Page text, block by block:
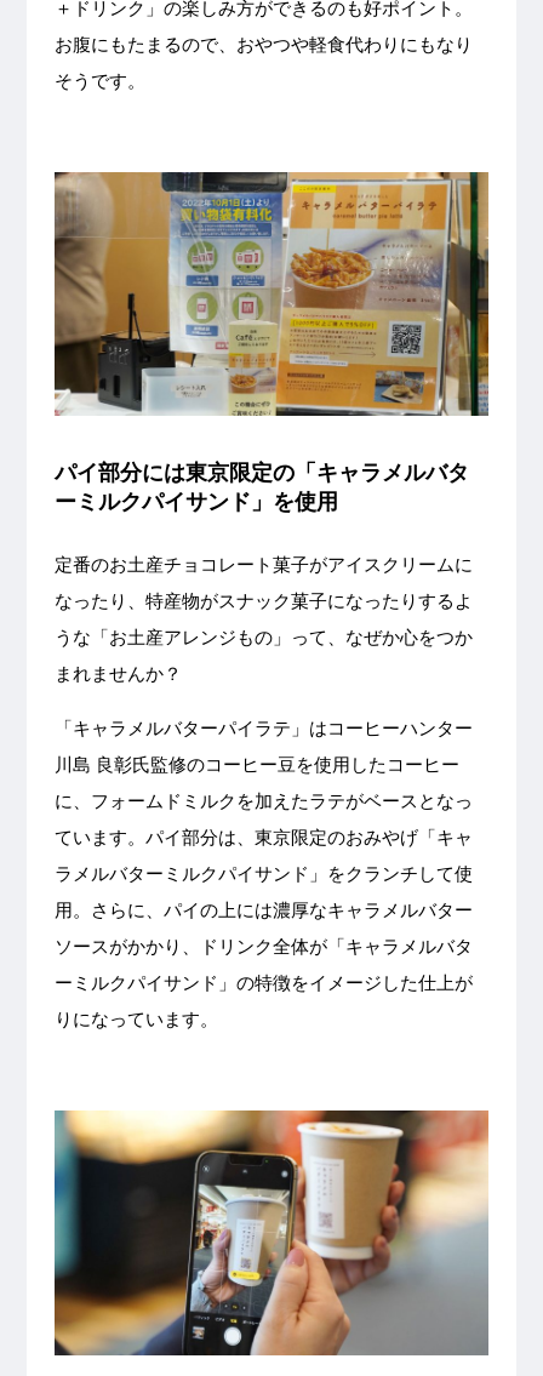
＋ドリンク」の楽しみ方ができるのも好ポイント。
お腹にもたまるので、おやつや軽食代わりにもなり
そうです。
パイ部分には東京限定の「キャラメルバタ
ーミルクパイサンド」を使用
定番のお土産チョコレート菓子がアイスクリームに
なったり、特産物がスナック菓子になったりするよ
うな「お土産アレンジもの」って、なぜか心をつか
まれませんか？
「キャラメルバターパイラテ」はコーヒーハンター
川島 良彰氏監修のコーヒー豆を使用したコーヒー
に、フォームドミルクを加えたラテがベースとなっ
ています。パイ部分は、東京限定のおみやげ「キャ
ラメルバターミルクパイサンド」をクランチして使
用。さらに、パイの上には濃厚なキャラメルバター
ソースがかかり、ドリンク全体が「キャラメルバタ
ーミルクパイサンド」の特徴をイメージした仕上が
りになっています。